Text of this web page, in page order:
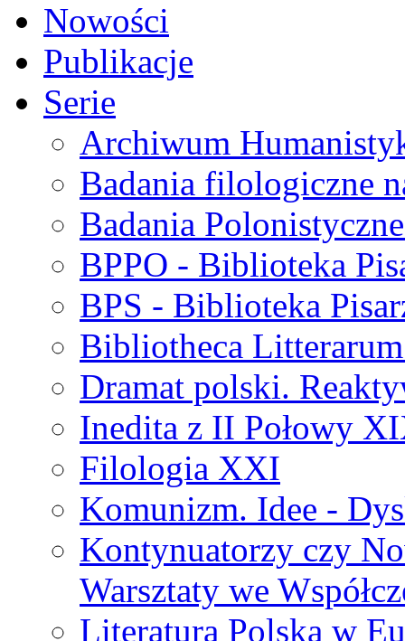
Nowości
Publikacje
Serie
Archiwum
Badania filologiczne
Badania
BPPO - Biblioteka
BPS - Biblioteka
Bibliotheca
Dramat polski.
Inedita z II Połowy
Filologia XXI
Komunizm. Idee -
Kontynuatorzy czy
Warsztaty we
Literatura Polska w